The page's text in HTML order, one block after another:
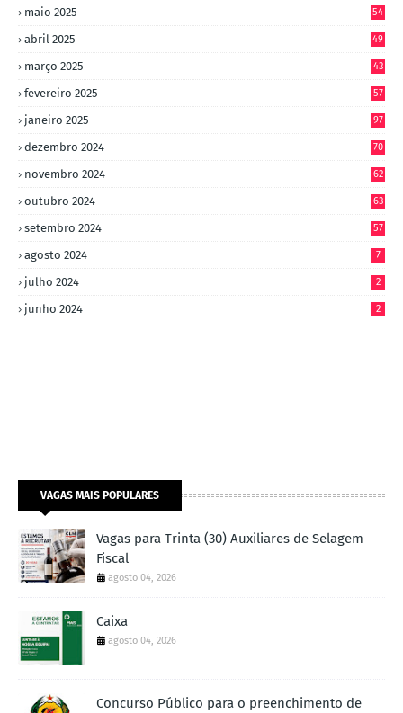
maio 2025 54
abril 2025 49
março 2025 43
fevereiro 2025 57
janeiro 2025 97
dezembro 2024 70
novembro 2024 62
outubro 2024 63
setembro 2024 57
agosto 2024 7
julho 2024 2
junho 2024 2
VAGAS MAIS POPULARES
Vagas para Trinta (30) Auxiliares de Selagem
Fiscal
agosto 04, 2026
Caixa
agosto 04, 2026
Concurso Público para o preenchimento de